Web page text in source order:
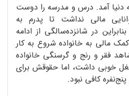
دنیا آمد. درس و مدرسه را دوست
مالی نداشت تا پدرم به
در شانزده‌سالگی از ادامه
مالی به خانواده شروع به کار
فقر و رنج و گرسنگی خانواده
خوبی داشت، اما حقوقش برای
کافی نبود.